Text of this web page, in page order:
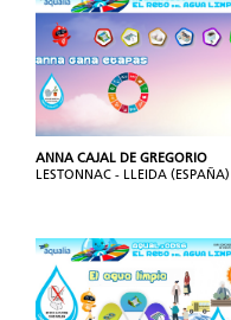
ANNA CAJAL DE GREGORIO
LESTONNAC - LLEIDA (ESPAÑA)